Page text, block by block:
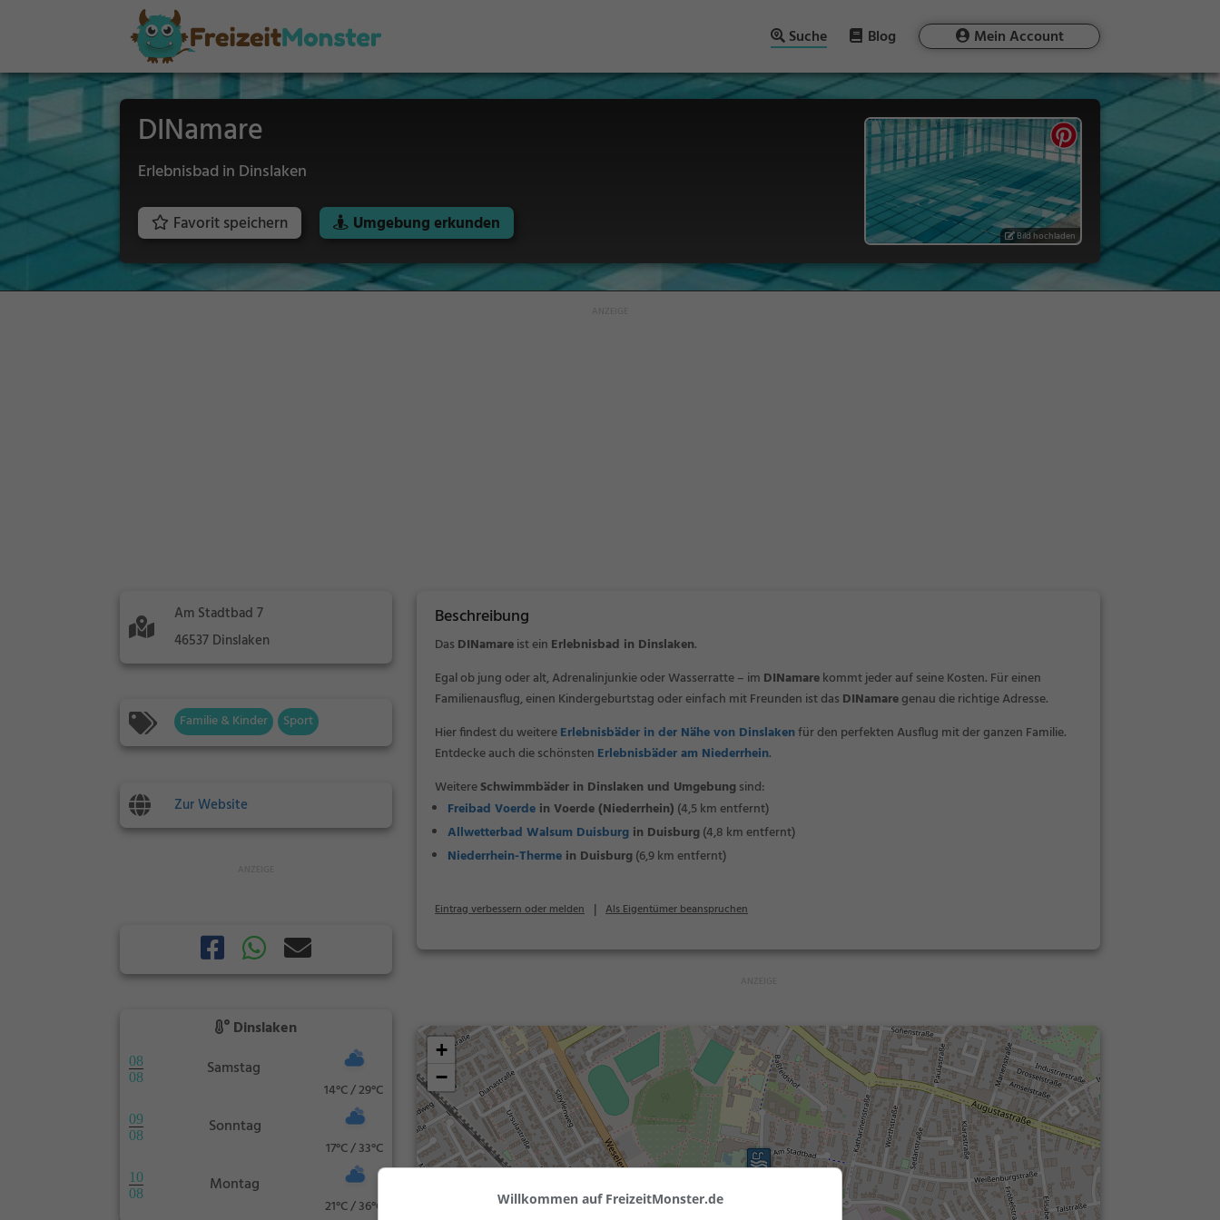
Suche Blog Mein Account
DINamare
Erlebnisbad in Dinslaken
Favorit speichern Umgebung erkunden
Bild hochladen
Am Stadtbad 7
46537 Dinslaken
Familie & Kinder Sport
Zur Website
Dinslaken
08
08
Samstag
14°C / 29°C
09
08
Sonntag
17°C / 33°C
10
08
Montag
21°C / 36°C
Beschreibung
Das DINamareist ein Erlebnisbad in Dinslaken.
Egal ob jung oder alt, Adrenalinjunkie oder Wasserratte – im DINamarekommt jeder auf seine Kosten. Für einen
Familienausflug, einen Kindergeburtstag oder einfach mit Freunden ist das DINamaregenau die richtige Adresse.
Hier findest du weitereErlebnisbäder in der Nähe von Dinslakenfür den perfekten Ausflug mit der ganzen Familie.
Entdecke auch die schönsten Erlebnisbäder am Niederrhein.
WeitereSchwimmbäder in Dinslaken und Umgebungsind:
Freibad Voerde in Voerde (Niederrhein) (4,5 km entfernt)
Allwetterbad Walsum Duisburg in Duisburg(4,8 km entfernt)
Niederrhein-Therme in Duisburg(6,9 km entfernt)
Eintrag verbessern oder melden | Als Eigentümer beanspruchen
+
−
Willkommen auf FreizeitMonster.de